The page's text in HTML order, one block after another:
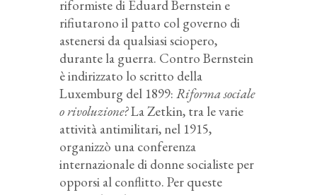
riformiste di Eduard Bernstein e
rifiutarono il patto col governo di
astenersi da qualsiasi sciopero,
durante la guerra. Contro Bernstein
è indirizzato lo scritto della
Luxemburg del 1899: Riforma sociale
o rivoluzione?La Zetkin, tra le varie
attività antimilitari, nel 1915,
organizzò una conferenza
internazionale di donne socialiste per
opporsi al conflitto. Per queste